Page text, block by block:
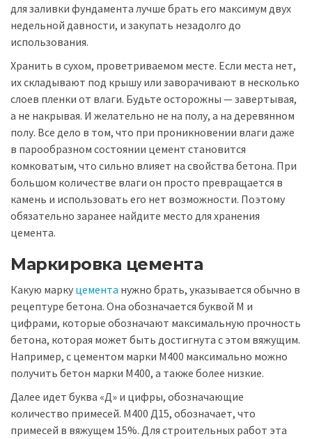
для заливки фундамента лучше брать его максимум двух
недельной давности, и закупать незадолго до
использования.
Хранить в сухом, проветриваемом месте. Если места нет,
их складывают под крышу или заворачивают в несколько
слоев пленки от влаги. Будьте осторожны — завертывая,
а не накрывая. И желательно не на полу, а на деревянном
полу. Все дело в том, что при проникновении влаги даже
в парообразном состоянии цемент становится
комковатым, что сильно влияет на свойства бетона. При
большом количестве влаги он просто превращается в
камень и использовать его нет возможности. Поэтому
обязательно заранее найдите место для хранения
цемента.
Маркировка цемента
Какую марку цемента нужно брать, указывается обычно в
рецептуре бетона. Она обозначается буквой М и
цифрами, которые обозначают максимальную прочность
бетона, которая может быть достигнута с этом вяжущим.
Например, с цементом марки М400 максимально можно
получить бетон марки М400, а также более низкие.
Далее идет буква «Д» и цифры, обозначающие
количество примесей. М400 Д15, обозначает, что
примесей в вяжущем 15%. Для строительных работ эта